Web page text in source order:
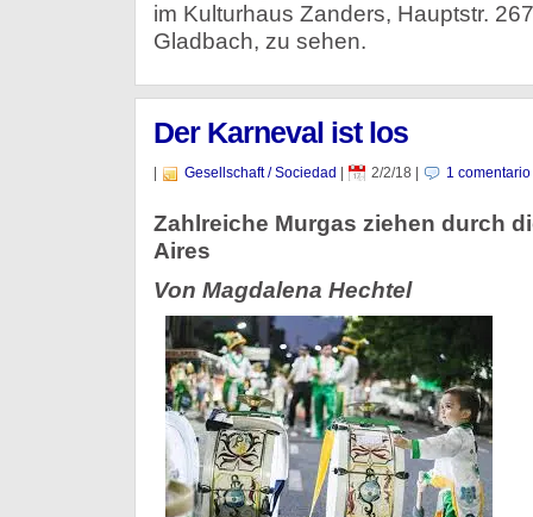
im Kulturhaus Zanders, Hauptstr.
Gladbach, zu sehen.
Der Karneval ist los
Gesellschaft / Sociedad 2/2/18 1 comentario
Zahlreiche Murgas ziehen durch
Aires
Von Magdalena Hechtel